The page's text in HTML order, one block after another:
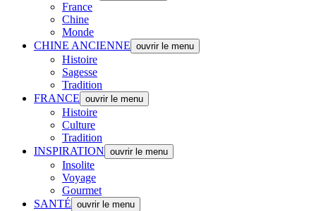
France
Chine
Monde
CHINE ANCIENNE ouvrir le menu
Histoire
Sagesse
Tradition
FRANCE ouvrir le menu
Histoire
Culture
Tradition
INSPIRATION ouvrir le menu
Insolite
Voyage
Gourmet
SANTÉ ouvrir le menu